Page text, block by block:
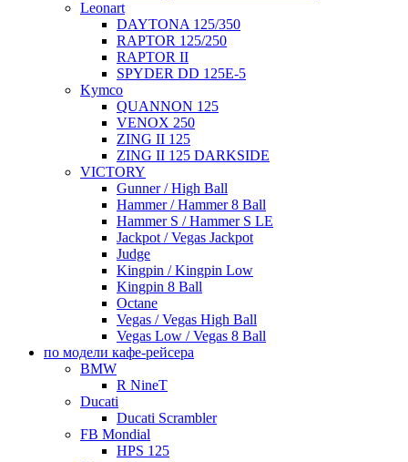
Leonart
DAYTONA 125/350
RAPTOR 125/250
RAPTOR II
SPYDER DD 125E-5
Kymco
QUANNON 125
VENOX 250
ZING II 125
ZING II 125 DARKSIDE
VICTORY
Gunner / High Ball
Hammer / Hammer 8 Ball
Hammer S / Hammer S LE
Jackpot / Vegas Jackpot
Judge
Kingpin / Kingpin Low
Kingpin 8 Ball
Octane
Vegas / Vegas High Ball
Vegas Low / Vegas 8 Ball
по модели кафе-рейсера
BMW
R NineT
Ducati
Ducati Scrambler
FB Mondial
HPS 125